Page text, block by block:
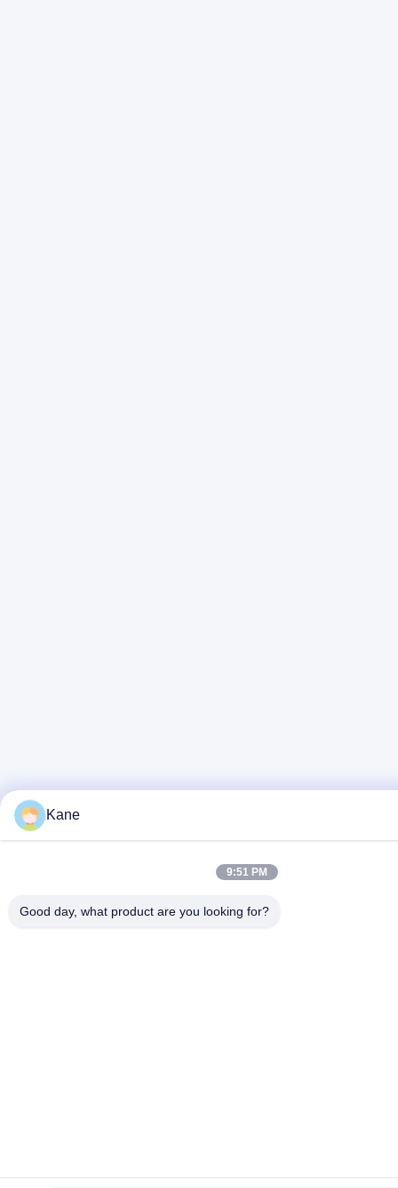
Kane
9:51 PM
Good day, what product are you looking for?